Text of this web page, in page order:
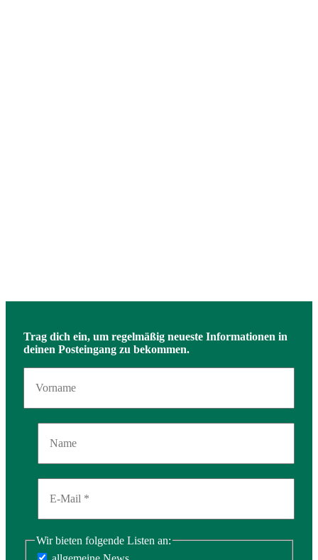
Trag dich ein, um regelmäßig neueste Informationen in
deinen Posteingang zu bekommen.
Wir bieten folgende Listen an: